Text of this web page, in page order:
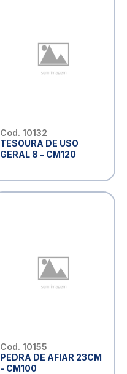
Cod. 10132
TESOURA DE USO
GERAL 8 - CM120
Cod. 10155
PEDRA DE AFIAR 23CM
- CM100